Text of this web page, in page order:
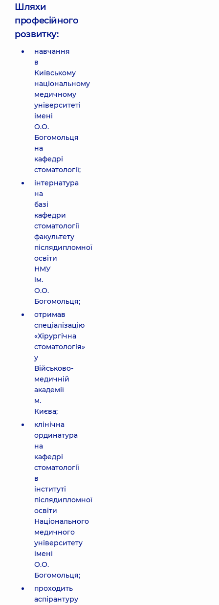
Шляхи
професійного
розвитку:
навчання
в
Київському
національному
медичному
університеті
імені
О.О.
Богомольця
на
кафедрі
стоматології;
інтернатура
на
базі
кафедри
стоматології
факультету
післядипломної
освіти
НМУ
ім.
О.О.
Богомольця;
отримав
спеціалізацію
«Хірургічна
стоматологія»
у
Військово-
медичній
академії
м.
Києва;
клінічна
ординатура
на
кафедрі
стоматології
в
інституті
післядипломної
освіти
Національного
медичного
університету
імені
О.О.
Богомольця;
проходить
аспірантуру